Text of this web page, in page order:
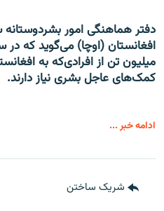
دفتر هماهنگی امور
میلیون تن از افرادی‌که به
کمک‌های عاجل بشری نیاز دارند.
ادامه خبر ...
شریک ساختن